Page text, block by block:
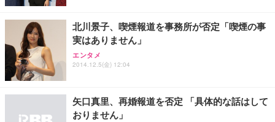
務用 おしゃれ パソコンチェア (ホワイト)
ANDWINT オフィスチェア デスクチェア 肘なし メ
ッシュ 通気性 ランバーサポート付き 腰サポート ガ
ス圧無段階昇降 360度回転 キャスター付き コンパク
【MiniLED/24.5inch/280Hz/FHD】GRAPHT THE S
HOOTER Gaming Monitor 24” Essential ゲーミン
グモニター QD 24.5インチ 1ms FHD 量子ドット 残
アイリスオーヤマ ペットシーツ 超厚型 お徳用 レギ
ュラー 200枚入【Amazon.co.jp限定】
北川景子、喫煙報道を事務所が否定「喫煙の事
実はありません」
エンタメ
2014.12.5(金) 12:04
矢口真里、再婚報道を否定 「具体的な話はして
おりません」